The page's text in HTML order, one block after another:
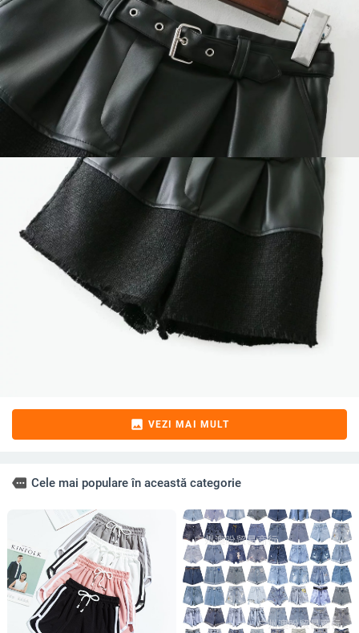
image VEZI MAI MULT
more Cele mai populare în această categorie